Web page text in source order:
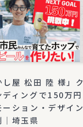
し屋 松田 陸 様」ク
ディングで150万円
ション・デザイン
埼玉県